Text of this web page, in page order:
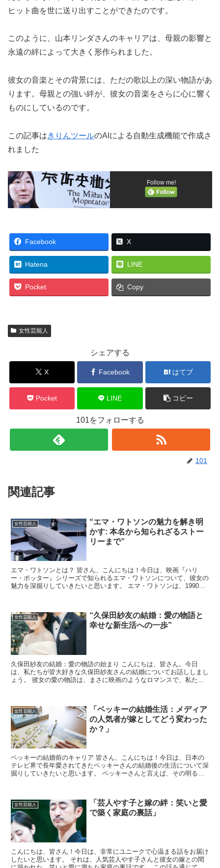
ヒット曲を世に送り出すことができたのです。
このように、山本リンダさんのキャリアは、母親の影響と
永遠の絆によって大きく形作られました。
彼女の音楽とその背景には、ただの歌以上の深い物語があ
ります。母親との強い絆が、彼女の音楽をさらに心に響く
ものにしているのです。
この記事はきりんツールのAIによる自動生成機能で作成さ
れました
Follow me!
Facebook X
Hatena LINE
Pocket Copy
女性芸能人
シェアする
X Facebook はてブ
Pocket LINE コピー
101をフォローする
101
関連記事
女性芸能人
“エマ・ワトソンの魅力を解き明
かす: 本名から知られざるストー
リーまで”
エマ・ワトソンとは？ 皆さん、こんにちは！今日は、映画『ハリ
ー・ポッター』シリーズで知られるエマ・ワトソンについて、彼女の
魅力を深掘りしていきたいと思います。 エマ・ワトソンは、1990年4
女性芸能人
“久保田紗友の結婚：愛の物語と
幸せな新生活への一歩”
久保田紗友の結婚：愛の物語の始まり こんにちは、皆さん。今日
は、私たちが皆大好きな久保田紗友さんの結婚についてお話ししまし
ょう。 彼女の愛の物語は、まさに映画のようなロマンスで、私たち
女性芸能人
「ベッキーの結婚生活：メディア
の人気者が嫁としてどう変わった
か？」
ベッキーの結婚前のキャリア 皆さん、こんにちは！今日は、日本の
テレビ界で長年愛されてきたベッキーさんの結婚後の生活について深
掘りしていきたいと思います。 ベッキーさんと言えば、その明るく
女性芸能人
「芸人やす子と嫁の絆：笑いと愛
で築く家庭の裏話」
こんにちは、皆さん！今日は、非常にユニークで心温まる話をお届け
したいと思います。 それは、人気芸人やす子さんと彼女の嫁との間